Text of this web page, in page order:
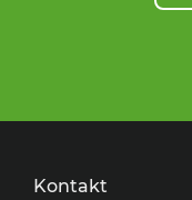
Kontakt